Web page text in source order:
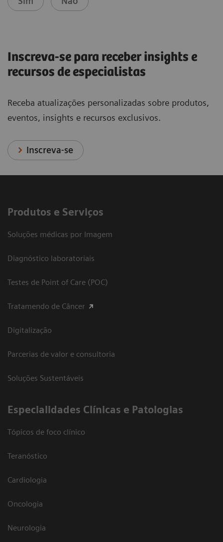
Inscreva-se para receber insights e
recursos de especialistas
Receba atualizações personalizadas sobre produtos,
eventos, insights e recursos exclusivos.
Inscreva-se
Produtos e Serviços
Soluções médicas por Imagem
Diagnóstico laboratoriais
Testes de Point of Care (POC)
Tratamendo de Câncer
Digitalização
Parcerias de valor e consultoria
Soluções Sustentáveis
​Especialidades Clínicas e Patologias
Tópicos de foco clínico
Teranóstico
Cardiologia
Oncologia
Neurologia